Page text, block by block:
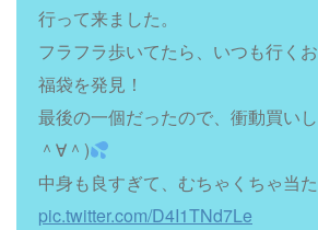
行って来ました。
フラフラ歩いてたら、いつも行く
福袋を発見！
最後の一個だったので、衝動買い
＾∀＾)
中身も良すぎて、むちゃくちゃ当
pic.twitter.com/D4I1TNd7Le